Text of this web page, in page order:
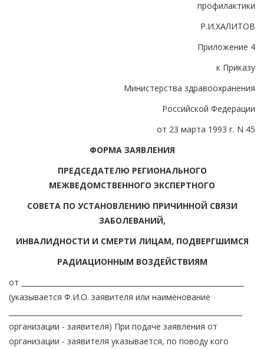
профилактики
Р.И.ХАЛИТОВ
Приложение 4
к Приказу
Министерства здравоохранения
Российской Федерации
от 23 марта 1993 г. N 45
ФОРМА ЗАЯВЛЕНИЯ
ПРЕДСЕДАТЕЛЮ РЕГИОНАЛЬНОГО
МЕЖВЕДОМСТВЕННОГО ЭКСПЕРТНОГО
СОВЕТА ПО УСТАНОВЛЕНИЮ ПРИЧИННОЙ СВЯЗИ
ЗАБОЛЕВАНИЙ,
ИНВАЛИДНОСТИ И СМЕРТИ ЛИЦАМ, ПОДВЕРГШИМСЯ
РАДИАЦИОННЫМ ВОЗДЕЙСТВИЯМ
от _______________________________________________________________
(указывается Ф.И.О. заявителя или наименование
организации - заявителя) При подаче заявления от
организации - заявителя указывается, по поводу кого